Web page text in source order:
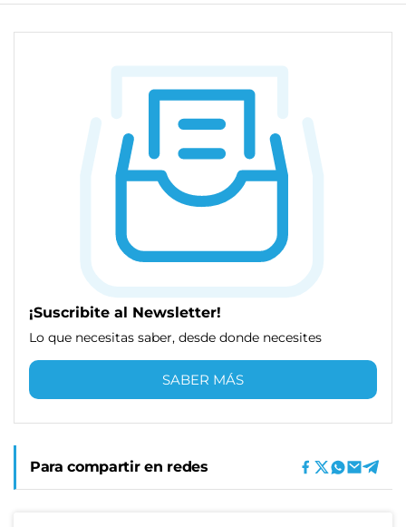
¡Suscribite al Newsletter!
Lo que necesitas saber, desde donde necesites
SABER MÁS
Para compartir en redes